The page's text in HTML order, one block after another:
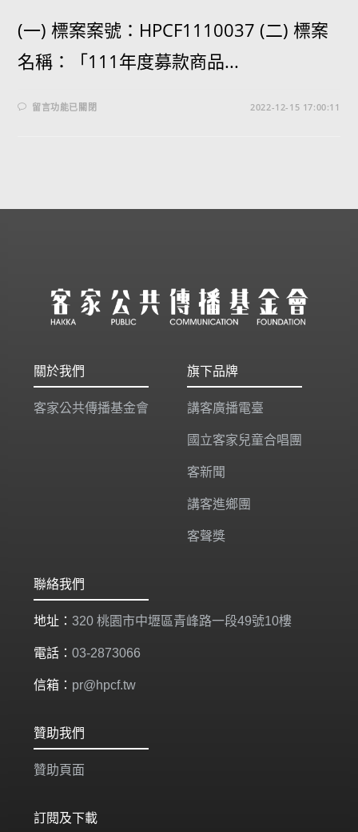
(一) 標案案號：HPCF1110037 (二) 標案
名稱：「111年度募款商品...
留言功能已關閉 2022-12-15 17:00:11
關於我們
客家公共傳播基金會
旗下品牌
講客廣播電臺
國立客家兒童合唱團
客新聞
講客進鄉團
客聲獎
聯絡我們
地址： 320 桃園市中壢區青峰路一段49號10樓
電話： 03-2873066
信箱： pr@hpcf.tw
贊助我們
贊助頁面
訂閱及下載